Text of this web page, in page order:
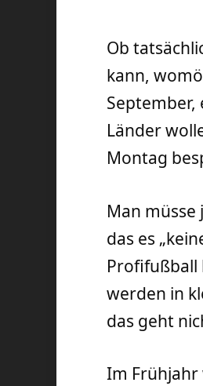
Ob
kann,
Länder
Montag
Man
das es
Profifußball
werden in
das geht
Im Frühjahr